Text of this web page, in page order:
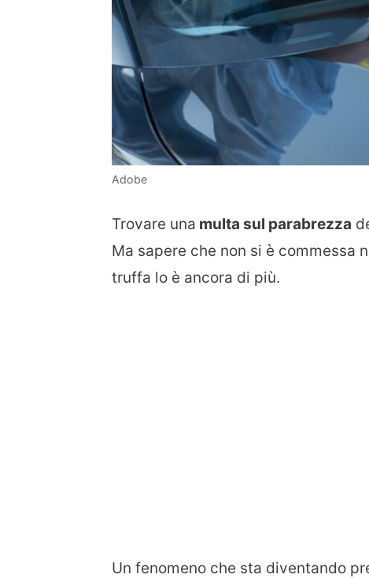
Adobe
Trovare una multa sul parabrezza
Ma sapere che non si è commessa
truffa lo è ancora di più.
Un fenomeno che sta diventando